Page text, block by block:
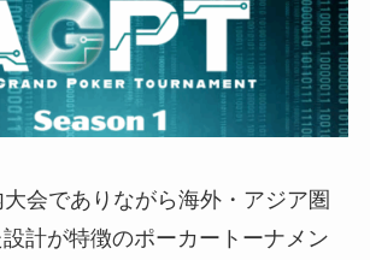
会でありながら海外・アジア圏
計が特徴のポーカートーナメン